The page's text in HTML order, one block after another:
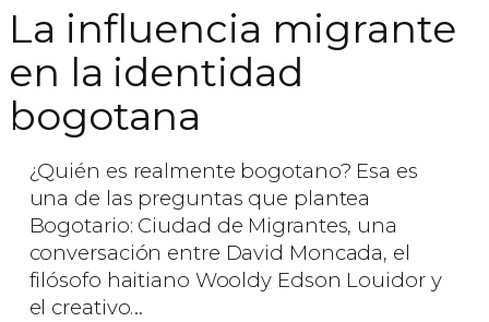
La influencia migrante
en la identidad
bogotana
¿Quién es realmente bogotano? Esa es
una de las preguntas que plantea
Bogotario: Ciudad de Migrantes, una
conversación entre David Moncada, el
filósofo haitiano Wooldy Edson Louidor y
el creativo…